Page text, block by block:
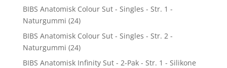
BIBS Anatomisk Colour Sut - Singles - Str. 1 -
Naturgummi (24)
BIBS Anatomisk Colour Sut - Singles - Str. 2 -
Naturgummi (24)
BIBS Anatomisk Infinity Sut - 2-Pak - Str. 1 - Silikone